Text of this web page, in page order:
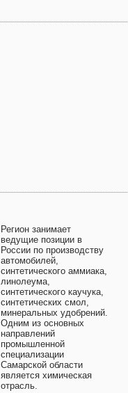
Регион занимает
ведущие позиции в
России по производству
автомобилей,
синтетического аммиака,
линолеума,
синтетического каучука,
синтетических смол,
минеральных удобрений.
Одним из основных
направлений
промышленной
специализации
Самарской области
является химическая
отрасль.